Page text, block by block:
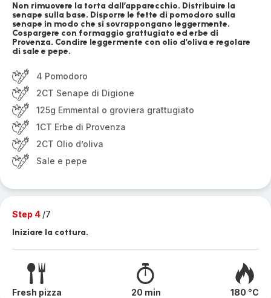
Non rimuovere la torta dall’apparecchio. Distribuire la
senape sulla base. Disporre le fette di pomodoro sulla
senape in modo che si sovrappongano leggermente.
Cospargere con formaggio grattugiato ed erbe di
Provenza. Condire leggermente con olio d’oliva e regolare
di sale e pepe.
4 Pomodoro
2CT Senape di Digione
125g Emmental o groviera grattugiato
1CT Erbe di Provenza
2CT Olio d’oliva
Sale e pepe
Step 4 /7
Iniziare la cottura.
Fresh pizza 20 min 180 °C